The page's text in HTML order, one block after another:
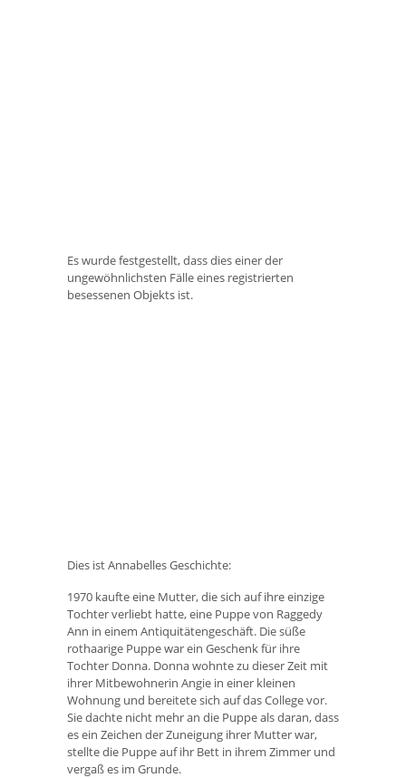
Es wurde festgestellt, dass dies einer der
ungewöhnlichsten Fälle eines registrierten
besessenen Objekts ist.
Dies ist Annabelles Geschichte:
1970 kaufte eine Mutter, die sich auf ihre einzige
Tochter verliebt hatte, eine Puppe von Raggedy
Ann in einem Antiquitätengeschäft. Die süße
rothaarige Puppe war ein Geschenk für ihre
Tochter Donna. Donna wohnte zu dieser Zeit mit
ihrer Mitbewohnerin Angie in einer kleinen
Wohnung und bereitete sich auf das College vor.
Sie dachte nicht mehr an die Puppe als daran, dass
es ein Zeichen der Zuneigung ihrer Mutter war,
stellte die Puppe auf ihr Bett in ihrem Zimmer und
vergaß es im Grunde.